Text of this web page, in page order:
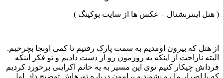
‏‏( هتل اینترنشنال – عکس ها از سایت بوکینگ ) ‏ ‏
از هتل که بیرون اومدیم به سمت پارک رفتیم تا کمی اونجا بچرخیم.
البته ناراحت از اینکه یه روزمون رو از دست دادیم و ‏تو فکر اینکه
فرداش چیکار کنیم توی این مسیر به یه خانم اکراینی برخورد کردیم
که با اصرار ما رو نشوند و برامون ‏درباره تورهاش توضیح داد. اول